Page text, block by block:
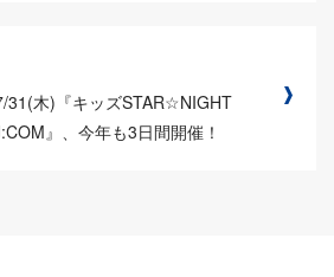
31(木)『キッズSTAR☆NIGHT
』、今年も3日間開催！